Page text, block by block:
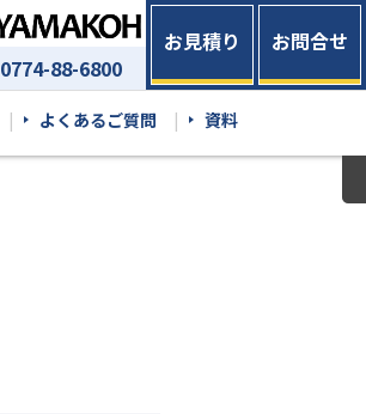
0774-88-6800
お見積り お問合せ
よくあるご質問 資料